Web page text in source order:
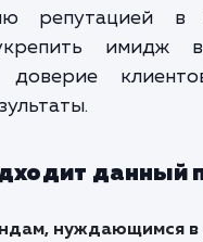
в
для
вашего